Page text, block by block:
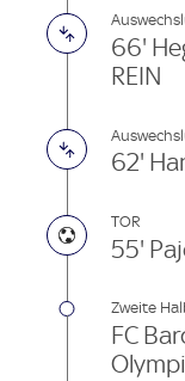
66'
REIN
62'
TOR
55'
Zweite
FC